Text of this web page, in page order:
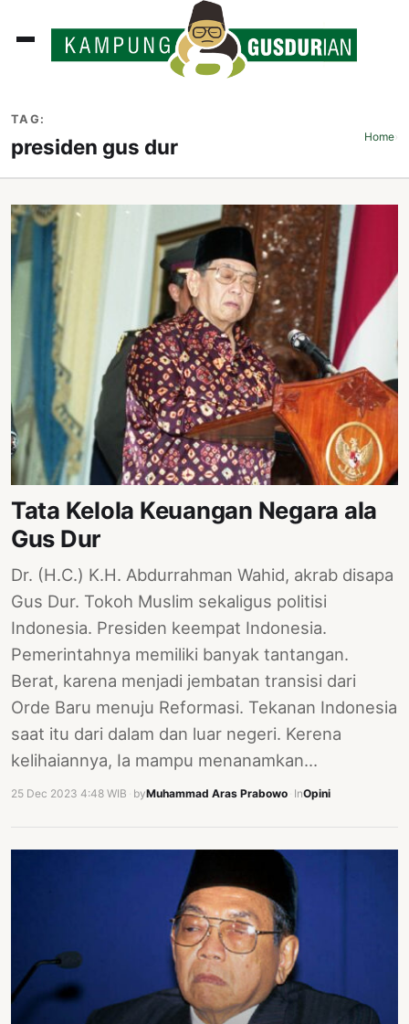
TAG:
presiden gus dur Home›
Tata Kelola Keuangan Negara ala
Gus Dur
Dr. (H.C.) K.H. Abdurrahman Wahid, akrab disapa
Gus Dur. Tokoh Muslim sekaligus politisi
Indonesia. Presiden keempat Indonesia.
Pemerintahnya memiliki banyak tantangan.
Berat, karena menjadi jembatan transisi dari
Orde Baru menuju Reformasi. Tekanan Indonesia
saat itu dari dalam dan luar negeri. Kerena
kelihaiannya, Ia mampu menanamkan…
25 Dec 2023 4:48 WIB byMuhammad Aras Prabowo InOpini